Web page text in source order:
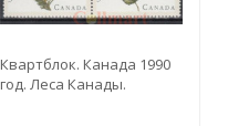
Квартблок. Канада 1990
год. Леса Канады.